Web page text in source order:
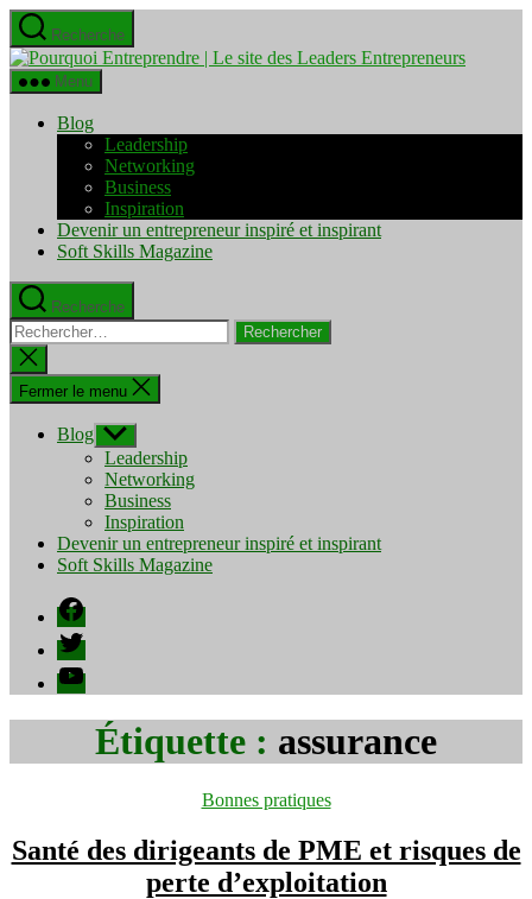
Aller
au
contenu
Recherche
Pourquoi
Menu
Blog
Leadership
Networking
Business
Inspiration
Devenir un entrepreneur inspiré et inspirant
Soft Skills Magazine
Recherche
Rechercher :
Fermer
la
recherche
Fermer le menu
Blog Afficher
le
sous-
menu
Leadership
Networking
Business
Inspiration
Devenir un entrepreneur inspiré et inspirant
Soft Skills Magazine
Facebook
Twitter
YouTube
Étiquette : assurance
Catégories
Bonnes pratiques
Santé des dirigeants de PME et risques de
perte d’exploitation